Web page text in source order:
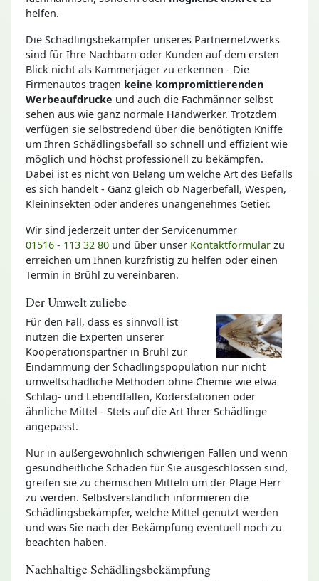
helfen.
Die Schädlingsbekämpfer unseres Partnernetzwerks
sind für Ihre Nachbarn oder Kunden auf dem ersten
Blick nicht als Kammerjäger zu erkennen - Die
Firmenautos tragen keine kompromittierenden
Werbeaufdrucke und auch die Fachmänner selbst
sehen aus wie ganz normale Handwerker. Trotzdem
verfügen sie selbstredend über die benötigten Kniffe
um Ihren Schädlingsbefall so schnell und effizient wie
möglich und höchst professionell zu bekämpfen.
Dabei ist es nicht von Belang um welche Art des Befalls
es sich handelt - Ganz gleich ob Nagerbefall, Wespen,
Kleininsekten oder anderes unangenehmes Getier.
Wir sind jederzeit unter der Servicenummer
01516 - 113 32 80 und über unser Kontaktformular zu
erreichen um Ihnen kurzfristig zu helfen oder einen
Termin in Brühl zu vereinbaren.
Der Umwelt zuliebe
Für den Fall, dass es sinnvoll ist
nutzen die Experten unserer
Kooperationspartner in Brühl zur
Eindämmung der Schädlingspopulation nur nicht
umweltschädliche Methoden ohne Chemie wie etwa
Schlag- und Lebendfallen, Köderstationen oder
ähnliche Mittel - Stets auf die Art Ihrer Schädlinge
angepasst.
Nur in außergewöhnlich schwierigen Fällen und wenn
gesundheitliche Schäden für Sie ausgeschlossen sind,
greifen sie zu chemischen Mitteln um der Plage Herr
zu werden. Selbstverständlich informieren die
Schädlingsbekämpfer, welche Mittel genutzt werden
und was Sie nach der Bekämpfung eventuell noch zu
beachten haben.
Nachhaltige Schädlingsbekämpfung